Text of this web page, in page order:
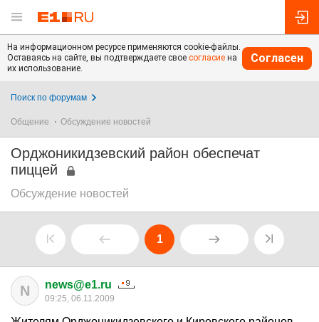
На информационном ресурсе применяются cookie-файлы.
Оставаясь на сайте, вы подтверждаете свое согласие на
их использование.
Согласен
Поиск по форумам
Общение Обсуждение новостей
Орджоникидзевский район обеспечат
пиццей
Обсуждение новостей
1
N news@e1.ru
09:25, 06.11.2009